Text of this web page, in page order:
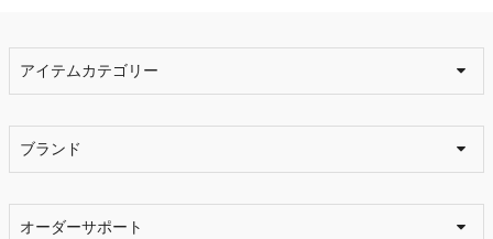
アイテムカテゴリー
ブランド
オーダーサポート